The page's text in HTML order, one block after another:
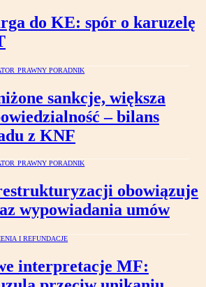
do KE: spór o karuzelę
PRAWNY PORADNIK
sankcje, większa
– bilans
z KNF
PRAWNY PORADNIK
obowiązuje
wypowiadania umów
I REFUNDACJE
interpretacje MF: